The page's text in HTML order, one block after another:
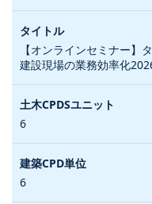
【オンラインセミナー】
建設現場の業務効率化
6
6